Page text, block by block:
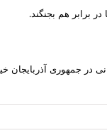
برابر هم بجنگند.
که بعد از ثبت‌نام برای وظایف نگهبانی در